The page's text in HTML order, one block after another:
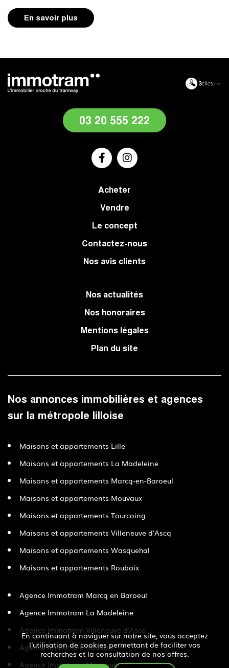
En continuant à naviguer sur notre site, vous acceptez
l'utilisation de cookies permettant de faciliter vos
recherches et la consultation de nos offres.
En savoir plus
03 20 555 222
Acheter
Vendre
Le concept
Contactez-nous
Nos avis clients
Nos actualités
Nos honoraires
Mentions légales
Plan du site
Nos annonces immobilières et agences
sur la métropole lilloise
Maisons et appartements Lille
Maisons et appartements La Madeleine
Maisons et appartements Marcq-en-Baroeul
Maisons et appartements Mouvaux
Maisons et appartements Tourcoing
Maisons et appartements Villeneuve d'Ascq
Maisons et appartements Wasquehal
Maisons et appartements Roubaix
Agence Immotram Marcq en Baroeul
Agence Immotram La Madeleine
Agence Immotram Villeneuve d'Ascq
Agence Immotram Roubaix
Agence Immotram Mouvaux